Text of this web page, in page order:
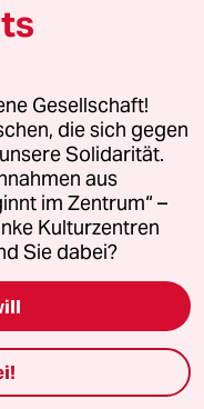
oder für Genehmigungen
Richtlinien
Impressum AGB
(Ads)
Gesellschaft!
die sich gegen
Solidarität.
aus
im Zentrum“ –
Kulturzentren
Sie dabei?